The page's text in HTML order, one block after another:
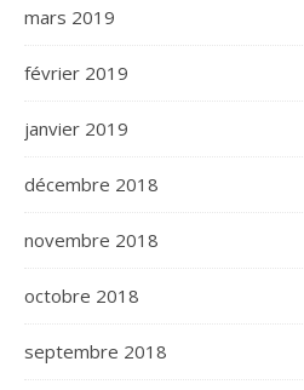
mars 2019
février 2019
janvier 2019
décembre 2018
novembre 2018
octobre 2018
septembre 2018